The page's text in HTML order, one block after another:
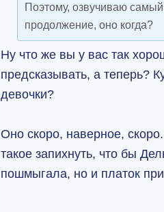
Поэтому, озвучиваю
продолжение, оно когда?
Ну что же вы у вас так
предсказывать, а теперь?
девочки?
Оно скоро, наверное,
такое запихнуть, что бы
пошмыгала, но и платок